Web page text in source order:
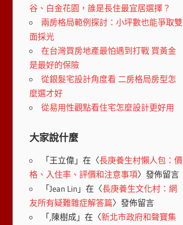
谷、白金花園，誰是長住最宜居選擇？
兩房格局範例探討：小坪數也能爭取雙
面採光
在台灣買房地產最怕遇到打戰 買黃金
是最好的保險
從銀髮宅設計角度看 二房格局房型怎
麼選才好
從易用性觀點看住宅怎麼設計更好用
大家說什麼
「王立偉」在〈長庚養生村懶人包：價
格、入住率、評價和注意事項〉發佈留言
「Jean Lin 」在〈長庚養生文化村：網
友所有疑難雜症解答篇〉發佈留言
「,陳樹成」在〈新北市政府和聲寶集